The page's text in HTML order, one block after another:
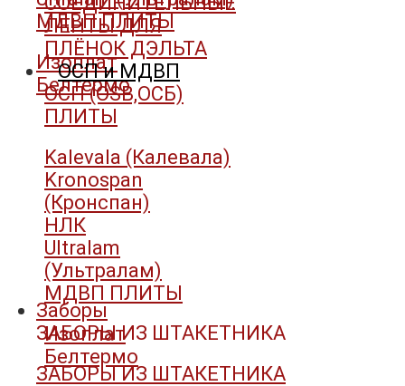
ЛЕНТЫ ДЛЯ
ПЛЁНОК ДЭЛЬТА
ОСП и МДВП
ОСП (OSB,ОСБ)
ПЛИТЫ
Kalevala (Калевала)
Kronospan
(Кронспан)
НЛК
Ultralam
(Ультралам)
МДВП ПЛИТЫ
Изоплат
Белтермо
МДВП ПЛИТЫ
Изоплат
Белтермо
Заборы
ЗАБОРЫ ИЗ ШТАКЕТНИКА
ЗАБОРЫ ИЗ ШТАКЕТНИКА